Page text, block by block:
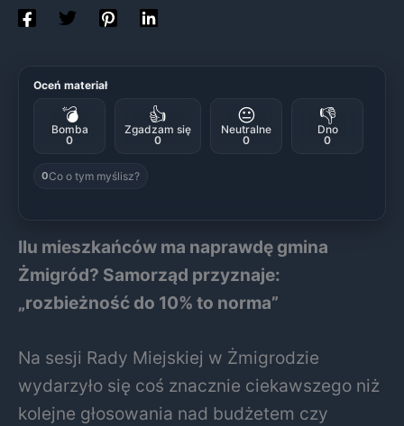
Oceń materiał
💣
Bomba
0
👍
Zgadzam się
0
😐
Neutralne
0
👎
Dno
0
0Co o tym myślisz?
Ilu mieszkańców ma naprawdę gmina
Żmigród? Samorząd przyznaje:
„rozbieżność do 10% to norma”
Na sesji Rady Miejskiej w Żmigrodzie
wydarzyło się coś znacznie ciekawszego niż
kolejne głosowania nad budżetem czy